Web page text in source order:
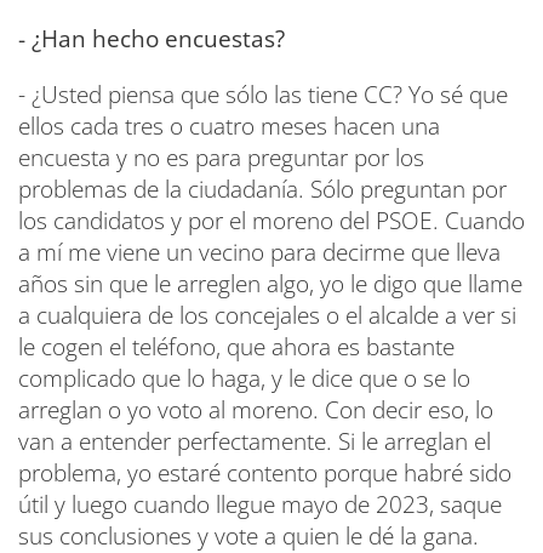
- ¿Han hecho encuestas?
- ¿Usted piensa que sólo las tiene CC? Yo sé que
ellos cada tres o cuatro meses hacen una
encuesta y no es para preguntar por los
problemas de la ciudadanía. Sólo preguntan por
los candidatos y por el moreno del PSOE. Cuando
a mí me viene un vecino para decirme que lleva
años sin que le arreglen algo, yo le digo que llame
a cualquiera de los concejales o el alcalde a ver si
le cogen el teléfono, que ahora es bastante
complicado que lo haga, y le dice que o se lo
arreglan o yo voto al moreno. Con decir eso, lo
van a entender perfectamente. Si le arreglan el
problema, yo estaré contento porque habré sido
útil y luego cuando llegue mayo de 2023, saque
sus conclusiones y vote a quien le dé la gana.